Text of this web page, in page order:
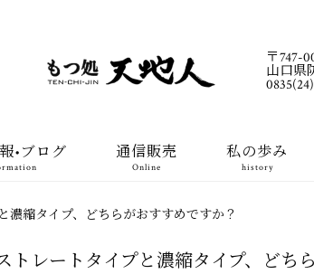
〒747-
山口県
•ブログ 通信販売
Online
私の歩み
history
濃縮タイプ、どちらがおすすめですか？
トレートタイプと濃縮タイプ、どち